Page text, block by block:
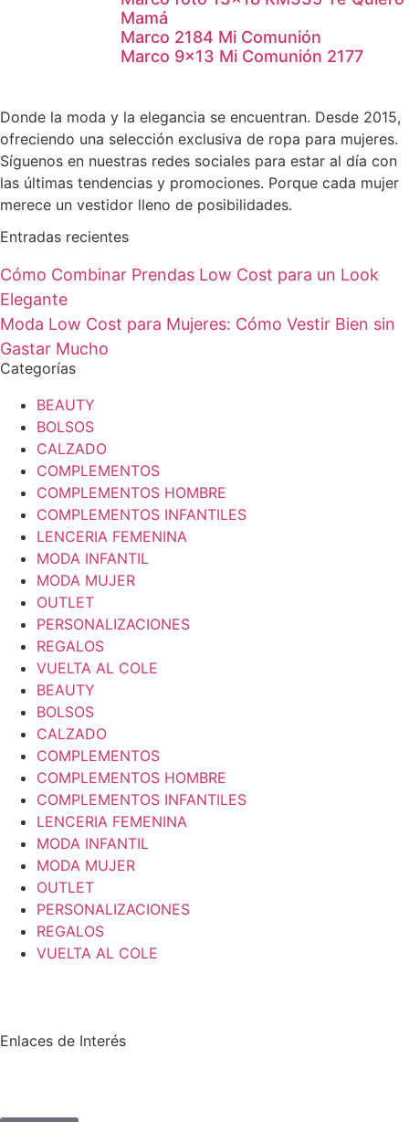
Mamá
Marco 2184 Mi Comunión
Marco 9×13 Mi Comunión 2177
Donde la moda y la elegancia se encuentran. Desde 2015,
ofreciendo una selección exclusiva de ropa para mujeres.
Síguenos en nuestras redes sociales para estar al día con
las últimas tendencias y promociones. Porque cada mujer
merece un vestidor lleno de posibilidades.
Entradas recientes
Cómo Combinar Prendas Low Cost para un Look
Elegante
Moda Low Cost para Mujeres: Cómo Vestir Bien sin
Gastar Mucho
Categorías
BEAUTY
BOLSOS
CALZADO
COMPLEMENTOS
COMPLEMENTOS HOMBRE
COMPLEMENTOS INFANTILES
LENCERIA FEMENINA
MODA INFANTIL
MODA MUJER
OUTLET
PERSONALIZACIONES
REGALOS
VUELTA AL COLE
BEAUTY
BOLSOS
CALZADO
COMPLEMENTOS
COMPLEMENTOS HOMBRE
COMPLEMENTOS INFANTILES
LENCERIA FEMENINA
MODA INFANTIL
MODA MUJER
OUTLET
PERSONALIZACIONES
REGALOS
VUELTA AL COLE
Enlaces de Interés